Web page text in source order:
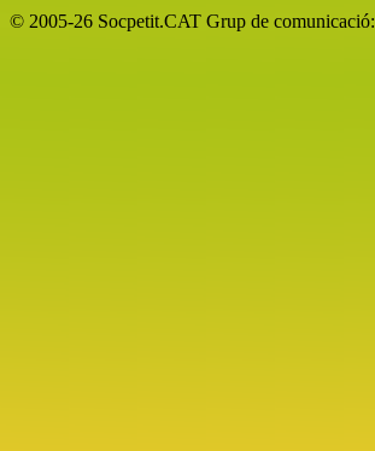
© 2005-26 Socpetit.CAT Grup de comunicació: